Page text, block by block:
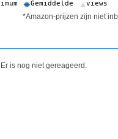
*Amazon-prijzen zijn niet
Er is nog niet gereageerd.